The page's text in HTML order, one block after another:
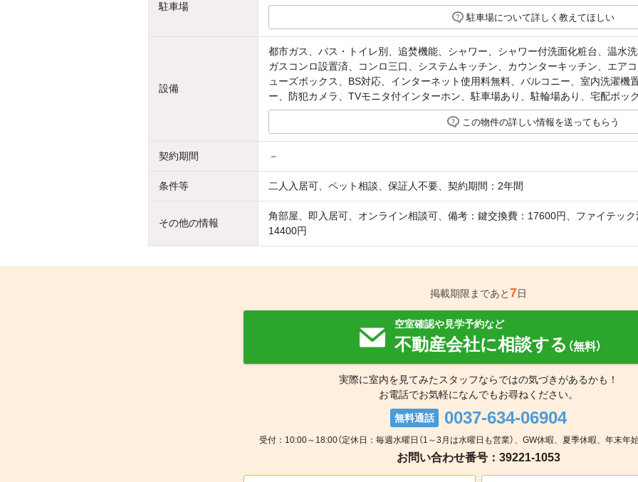
駐車場
駐車場について詳しく教えてほしい
設備
都市ガス、バス・トイレ別、追焚機能、シャワー、シャワー付洗面化粧台、温水
ガスコンロ設置済、コンロ三口、システムキッチン、カウンターキッチン、エア
ューズボックス、BS対応、インターネット使用料無料、バルコニー、室内洗濯機
ー、防犯カメラ、TVモニタ付インターホン、駐車場あり、駐輪場あり、宅配ボッ
この物件の詳しい情報を送ってもらう
契約期間 －
条件等 二人入居可、ペット相談、保証人不要、契約期間：2年間
その他の情報
角部屋、即入居可、オンライン相談可、備考：鍵交換費：17600円、ファイテッ
14400円
掲載期限まであと7日
空室確認や見学予約など
不動産会社に相談する （無料）
実際に室内を見てみたスタッフならではの気づきがあるかも！
お電話でお気軽になんでもお尋ねください。
無料通話 0037-634-06904
受付：10:00～18:00（定休日：毎週水曜日（1～3月は水曜日も営業）、GW休暇、夏季休暇、年末年
お問い合わせ番号：39221-1053